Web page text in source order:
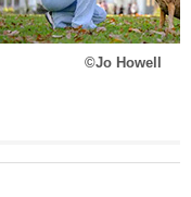
©Jo Howell